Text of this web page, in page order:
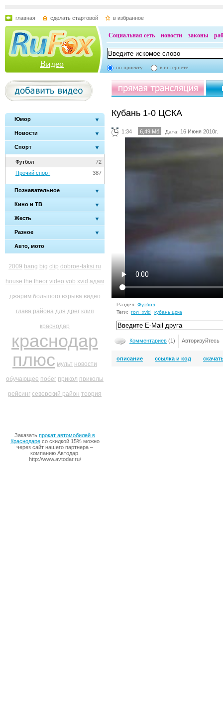
главная сделать стартовой в избранное
Видео
Социальная сеть новости законы
по проекту в интернете
Юмор
Новости
Спорт
72
Футбол
387
Прочий спорт
Познавательное
Кино и ТВ
Жесть
Разное
Авто, мото
2009 bang big clip dobroe-taksi.ru
house the theor video vob xvid адам
джарим большого взрыва видео
глава района для дрег клип
краснодар
краснодар
плюс мульт новости
обучающее побег прикол приколы
рейсинг северский район теория
Заказать прокат автомобилей в
Краснодаресо скидкой 15% можно
через сайт нашего партнера –
компанию Автодар.
http://www.avtodar.ru/
Кубань 1-0 ЦСКА
1:34 6,49 Мб Дата: 16 Июня 2010г.
Раздел: Футбол
Теги: гол_xvid кубань цска
Комментариев (1) Авторизуйтесь
описание ссылка и код